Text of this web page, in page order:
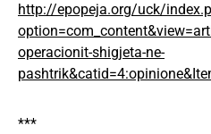
http://epopeja.org/uck/
operacionit-shigjeta-ne-
***